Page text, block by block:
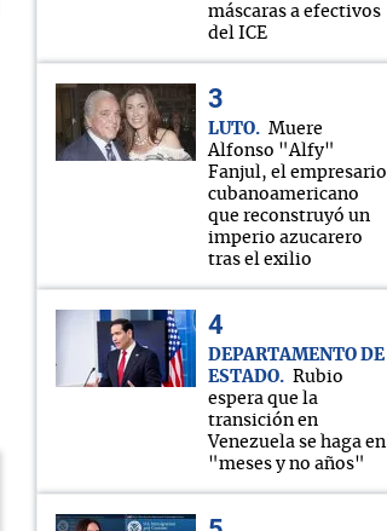
máscaras a efectivos
del ICE
LUTO
Muere
Alfonso "Alfy"
Fanjul, el empresario
cubanoamericano
que reconstruyó un
imperio azucarero
tras el exilio
DEPARTAMENTO DE
ESTADO
Rubio
espera que la
transición en
Venezuela se haga en
"meses y no años"